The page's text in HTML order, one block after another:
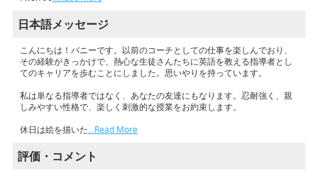
日本語メッセージ
こんにちは！バニーです。以前のコーチとしての仕事を楽しんでおり、
その経験がきっかけで、熱心な生徒さんたちに英語を教える指導者とし
てのキャリアを歩むことにしました。思いやりを持っています。
私は単なる指導者ではなく、あなたの友達にもなります。忍耐強く、親
しみやすい性格で、楽しく刺激的な授業をお約束します。
休日は絵を描いた…Read More
評価・コメント